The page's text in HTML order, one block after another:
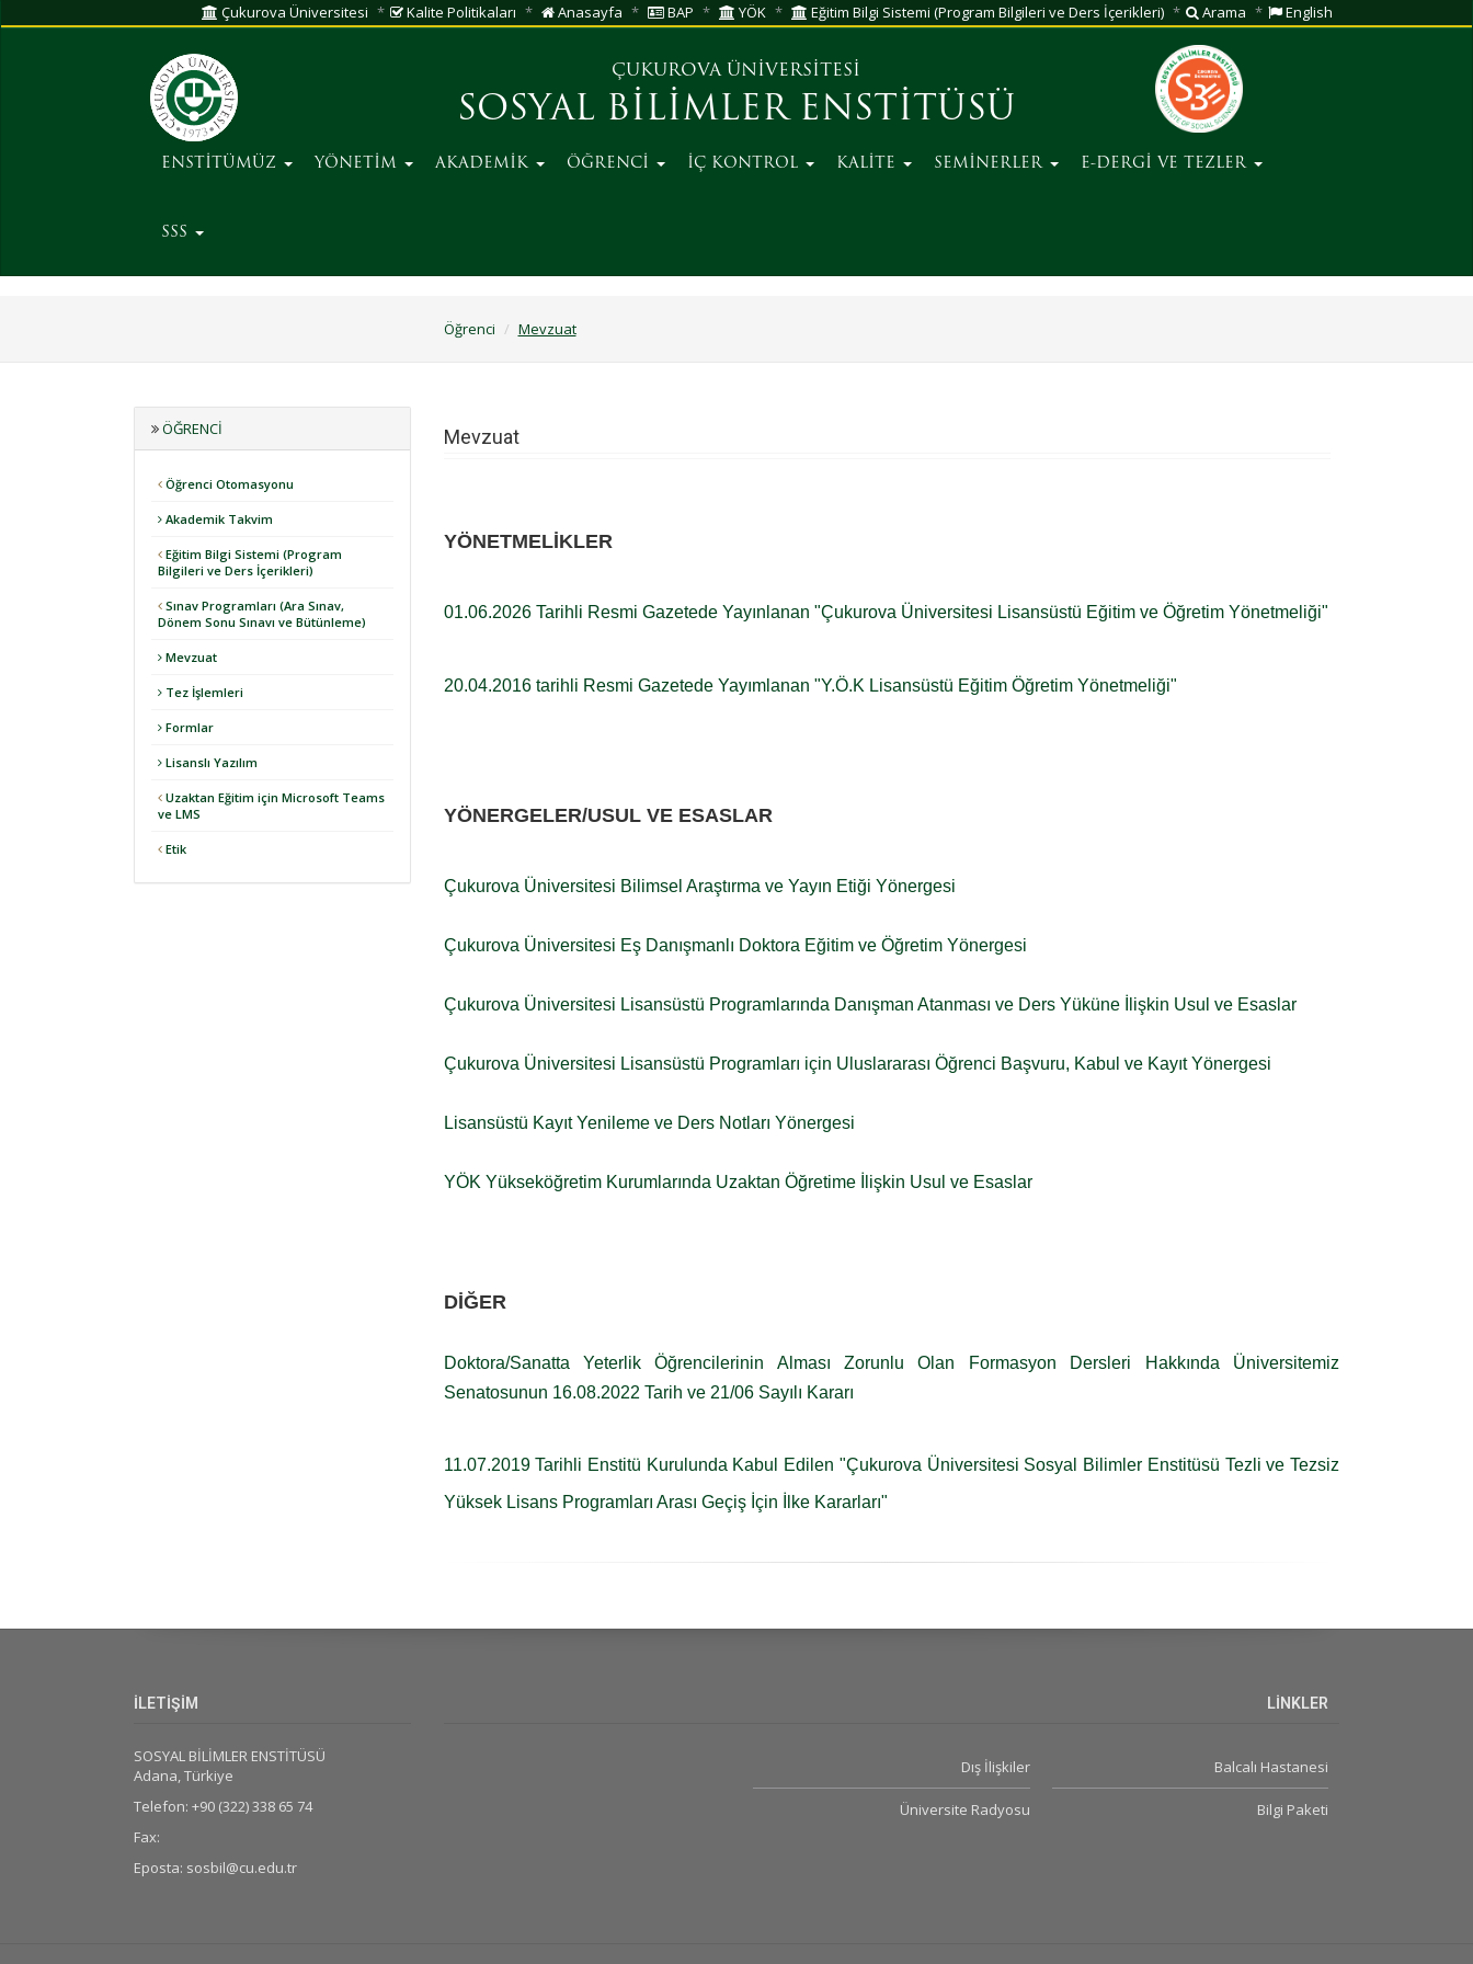
Çukurova Üniversitesi Kalite Politikaları Anasayfa BAP YÖK Eğitim Bilgi Sistemi (Program Bilgileri ve Ders İçerikleri) Arama English
ÇUKUROVA ÜNİVERSİTESİ
SOSYAL BİLİMLER ENSTİTÜSÜ
ENSTİTÜMÜZ YÖNETİM AKADEMİK ÖĞRENCİ İÇ KONTROL KALİTE SEMİNERLER E-DERGİ VE TEZLER
SSS
Öğrenci Mevzuat
ÖĞRENCI
Öğrenci Otomasyonu
Akademik Takvim
Eğitim Bilgi Sistemi (Program
Bilgileri ve Ders İçerikleri)
Sınav Programları (Ara Sınav,
Dönem Sonu Sınavı ve Bütünleme)
Mevzuat
Tez İşlemleri
Formlar
Lisanslı Yazılım
Uzaktan Eğitim için Microsoft Teams
ve LMS
Etik
Mevzuat
YÖNETMELİKLER
01.06.2026 Tarihli Resmi Gazetede Yayınlanan "Çukurova Üniversitesi Lisansüstü Eğitim ve Öğretim Yönetmeliği"
20.04.2016 tarihli Resmi Gazetede Yayımlanan "Y.Ö.K Lisansüstü Eğitim Öğretim Yönetmeliği"
YÖNERGELER/USUL VE ESASLAR
Çukurova Üniversitesi Bilimsel Araştırma ve Yayın Etiği Yönergesi
Çukurova Üniversitesi Eş Danışmanlı Doktora Eğitim ve Öğretim Yönergesi
Çukurova Üniversitesi Lisansüstü Programlarında Danışman Atanması ve Ders Yüküne İlişkin Usul ve Esaslar
Çukurova Üniversitesi Lisansüstü Programları için Uluslararası Öğrenci Başvuru, Kabul ve Kayıt Yönergesi
Lisansüstü Kayıt Yenileme ve Ders Notları Yönergesi
YÖK Yükseköğretim Kurumlarında Uzaktan Öğretime İlişkin Usul ve Esaslar
DİĞER
Doktora/Sanatta Yeterlik Öğrencilerinin Alması Zorunlu Olan Formasyon Dersleri Hakkında Üniversitemiz
Senatosunun 16.08.2022 Tarih ve 21/06 Sayılı Kararı
11.07.2019 Tarihli Enstitü Kurulunda Kabul Edilen "Çukurova Üniversitesi Sosyal Bilimler Enstitüsü Tezli ve Tezsiz
Yüksek Lisans Programları Arası Geçiş İçin İlke Kararları"
İLETİŞİM
SOSYAL BİLİMLER ENSTİTÜSÜ
Adana, Türkiye
Telefon: +90 (322) 338 65 74
Fax:
Eposta: sosbil@cu.edu.tr
LİNKLER
Balcalı Hastanesi
Bilgi Paketi
Dış İlişkiler
Üniversite Radyosu